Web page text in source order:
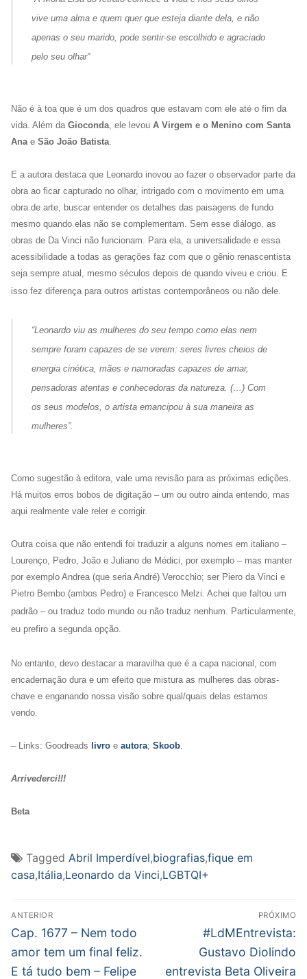
vive uma alma e quem quer que esteja diante dela, e não
apenas o seu marido, pode sentir-se escolhido e agraciado
pelo seu olhar”
Não é à toa que é um dos quadros que estavam com ele até o fim da
vida. Além da Gioconda, ele levou A Virgem e o Menino com Santa
Anae São João Batista.
E a autora destaca que Leonardo inovou ao fazer o observador parte da
obra ao ficar capturado no olhar, intrigado com o movimento em uma
obra de arte, buscar entender os detalhes das paisagens de fundo
mesmo quando elas não se complementam. Sem esse diálogo, as
obras de Da Vinci não funcionam. Para ela, a universalidade e essa
acessibilidade a todas as gerações faz com que o gênio renascentista
seja sempre atual, mesmo séculos depois de quando viveu e criou. E
isso fez diferença para outros artistas contemporâneos ou não dele.
“Leonardo viu as mulheres do seu tempo como elas nem
sempre foram capazes de se verem: seres livres cheios de
energia cinética, mães e namoradas capazes de amar,
pensadoras atentas e conhecedoras da natureza. (…) Com
os seus modelos, o artista emancipou à sua maneira as
mulheres”.
Como sugestão à editora, vale uma revisão para as próximas edições.
Há muitos erros bobos de digitação – um ou outro ainda entendo, mas
aqui realmente vale reler e corrigir.
Outra coisa que não entendi foi traduzir a alguns nomes em italiano –
Lourenço, Pedro, João e Juliano de Médici, por exemplo – mas manter
por exemplo Andrea (que seria André) Verocchio; ser Piero da Vinci e
Pietro Bembo (ambos Pedro) e Francesco Melzi. Achei que faltou um
padrão – ou traduz todo mundo ou não traduz nenhum. Particularmente,
eu prefiro a segunda opção.
No entanto, devo destacar a maravilha que é a capa nacional, com
encadernação dura e um efeito que mistura as mulheres das obras-
chave e enganando nossa visão sobre qual/quais delas estamos
vendo.
– Links: Goodreads livro e autora; Skoob
Arrivederci!!!
Beta
Tagged Abril Imperdível,biografias,fique em
casa,Itália,Leonardo da Vinci,LGBTQI+
Navegação
de
Post
ANTERIOR
Post
anterior:
Cap. 1677 – Nem todo
amor tem um final feliz.
E tá tudo bem – Felipe
PRÓXIMO
Próximo
post:
#LdMEntrevista:
Gustavo Diolindo
entrevista Beta Oliveira